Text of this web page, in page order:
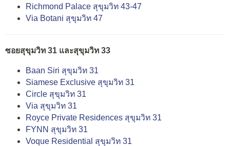
Richmond Palace สุขุมวิท 43-47
Via Botani สุขุมวิท 47
ซอยสุขุมวิท 31 และสุขุมวิท 33
Baan Siri สุขุมวิท 31
Siamese Exclusive สุขุมวิท 31
Circle สุขุมวิท 31
Via สุขุมวิท 31
Royce Private Residences สุขุมวิท 31
FYNN สุขุมวิท 31
Voque Residential สุขุมวิท 31